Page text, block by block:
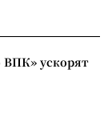
ВПК» ускорят